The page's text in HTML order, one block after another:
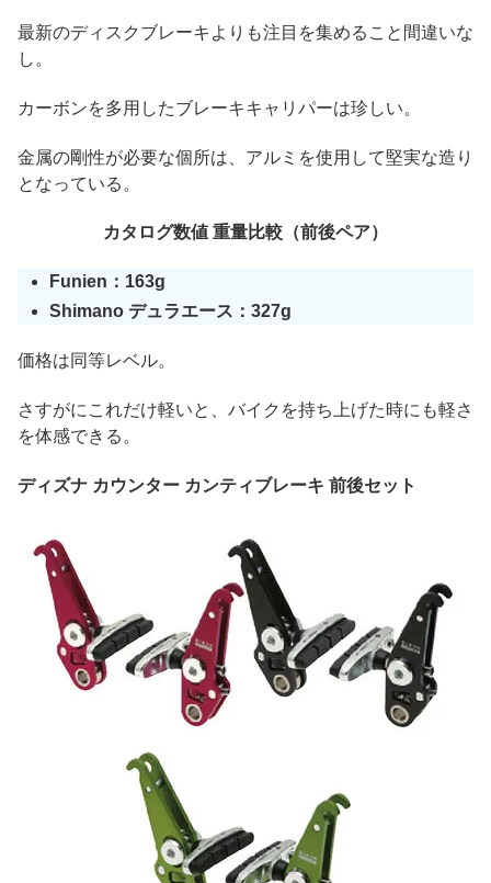
最新のディスクブレーキよりも注目を集めること間違いな
し。
カーボンを多用したブレーキキャリパーは珍しい。
金属の剛性が必要な個所は、アルミを使用して堅実な造り
となっている。
カタログ数値 重量比較（前後ペア）
Funien：163g
Shimano デュラエース：327g
価格は同等レベル。
さすがにこれだけ軽いと、バイクを持ち上げた時にも軽さ
を体感できる。
ディズナ カウンター カンティブレーキ 前後セット